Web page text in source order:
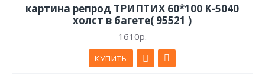
картина репрод ТРИПТИХ 60*100 K-5040
холст в багете( 95521 )
1610р.
КУПИТЬ